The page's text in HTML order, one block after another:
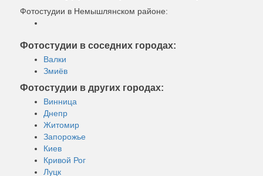
Фотостудии в Немышлянском районе:
Фотостудии в соседних городах:
Валки
Змиёв
Фотостудии в других городах:
Винница
Днепр
Житомир
Запорожье
Киев
Кривой Рог
Луцк